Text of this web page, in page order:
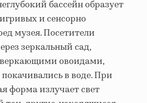
бассейн образует
и сенсорно
музея. Посетители
зеркальный сад,
овоидами,
в воде. При
форма излучает свет